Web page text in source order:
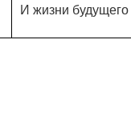
И жизни будущего